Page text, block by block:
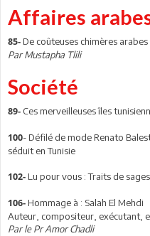
Affaires
85- De coûteuses chimères arabes
Par Mustapha Tlili
Société
89- Ces merveilleuses îles
100- Défilé de mode Renato
séduit en Tunisie
102- Lu pour vous : Traits de
106- Hommage à : Salah El Mehdi
Auteur, compositeur, exécutant,
Par le Pr Amor Chadli